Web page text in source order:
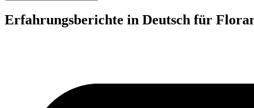
Erfahrungsberichte in Deutsch für